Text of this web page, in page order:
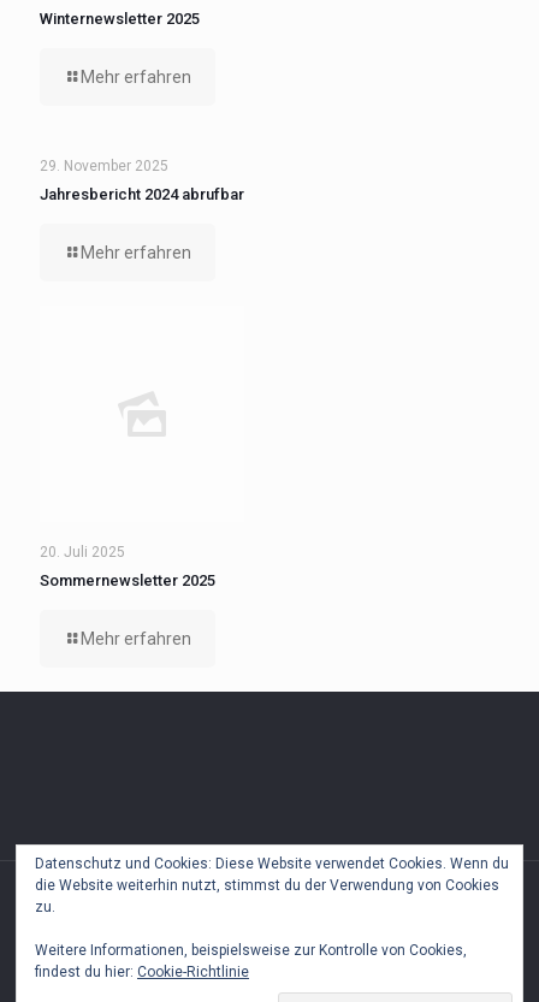
Winternewsletter 2025
Mehr erfahren
29. November 2025
Jahresbericht 2024 abrufbar
Mehr erfahren
20. Juli 2025
Sommernewsletter 2025
Mehr erfahren
© 2018 Freunde Brasilianischer Strassenkinder 2018. All
Rights Reserved.
Datenschutz und Cookies: Diese Website verwendet Cookies. Wenn du
die Website weiterhin nutzt, stimmst du der Verwendung von Cookies
zu.
Weitere Informationen, beispielsweise zur Kontrolle von Cookies,
findest du hier: Cookie-Richtlinie